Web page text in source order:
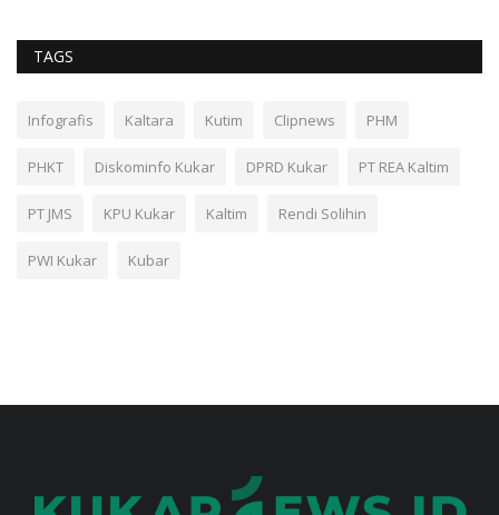
TAGS
Infografis Kaltara Kutim Clipnews PHM
PHKT Diskominfo Kukar DPRD Kukar PT REA Kaltim
PT JMS KPU Kukar Kaltim Rendi Solihin
PWI Kukar Kubar